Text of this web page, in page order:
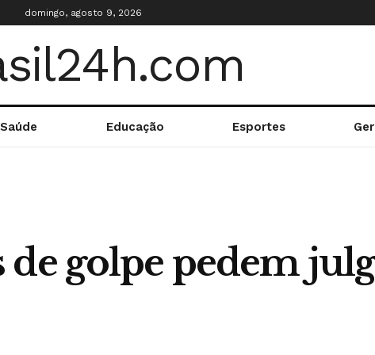
domingo, agosto 9, 2026
Saúde Educação Esportes
de golpe pedem